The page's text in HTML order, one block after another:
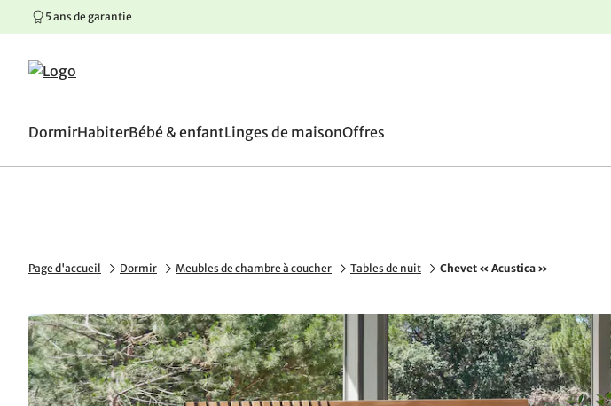
Aller au contenu principal
Aller à la navigation principale
Aller au pied de page
5 ans de garantie
DormirHabiterBébé & enfantLinges de maisonOffres
Page d'accueil Dormir Meubles de chambre à coucher Tables de nuit Chevet « Acustica »